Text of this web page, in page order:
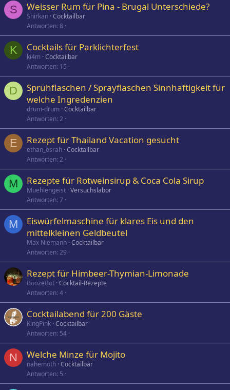
S Weisser Rum für Pina - Brugal Unterschiede?
Shirkan Cocktailbar
Antworten 8
K Cocktails für Parklichterfest
ki4m Cocktailbar
Antworten 15
D
Sprühflaschen / Sprayflaschen Sinnhaftigkeit für
welche Ingredenzien
drum-drum Cocktailbar
Antworten 2
E Rezept für Thailand Vacation gesucht
ethan_esrah Cocktailbar
Antworten 2
M Rezepte für Rotweinsirup & Coca Cola Sirup
Muehlengeist Versuchslabor
Antworten 7
M
Eiswürfelmaschine für klares Eis und den
mittelkleinen Geldbeutel
Max Niemann Cocktailbar
Antworten 29
Rezept für Himbeer-Thymian-Limonade
BoozeBot Cocktail-Rezepte
Antworten 4
Cocktailabend für 200 Gäste
KingPink Cocktailbar
Antworten 54
N Welche Minze für Mojito
nahemoth Cocktailbar
Antworten 5